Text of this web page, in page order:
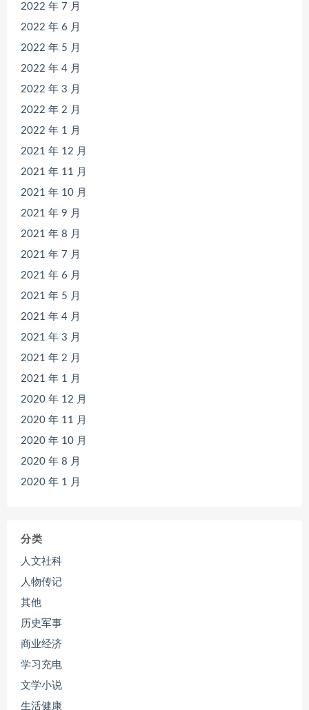
2022 年 7 月
2022 年 6 月
2022 年 5 月
2022 年 4 月
2022 年 3 月
2022 年 2 月
2022 年 1 月
2021 年 12 月
2021 年 11 月
2021 年 10 月
2021 年 9 月
2021 年 8 月
2021 年 7 月
2021 年 6 月
2021 年 5 月
2021 年 4 月
2021 年 3 月
2021 年 2 月
2021 年 1 月
2020 年 12 月
2020 年 11 月
2020 年 10 月
2020 年 8 月
2020 年 1 月
分类
人文社科
人物传记
其他
历史军事
商业经济
学习充电
文学小说
生活健康